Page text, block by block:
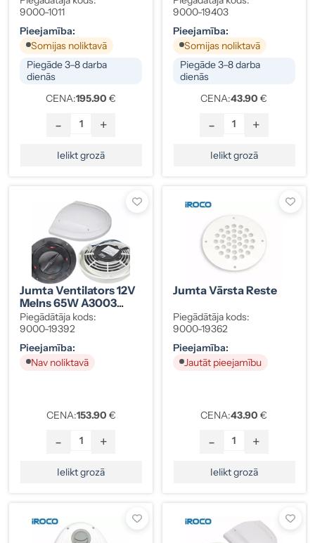
9000-1011
Pieejamība:
Somijas noliktavā
Piegāde 3–8 darba
dienās
CENA:195.90 €
- +
Ielikt grozā
9000-19403
Pieejamība:
Somijas noliktavā
Piegāde 3–8 darba
dienās
CENA:43.90 €
- +
Ielikt grozā
Jumta Ventilators 12V
Melns 65W A3003
700m³/h
Piegādātāja kods:
9000-19392
Pieejamība:
Nav noliktavā
CENA:153.90 €
- +
Ielikt grozā
Jumta Vārsta Reste
Piegādātāja kods:
9000-19362
Pieejamība:
Jautāt pieejamību
CENA:43.90 €
- +
Ielikt grozā